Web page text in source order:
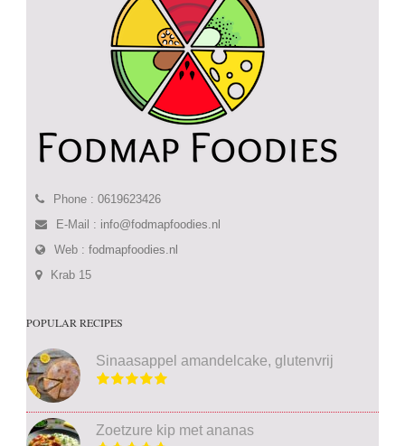
Phone : 0619623426
E-Mail : info@fodmapfoodies.nl
Web :fodmapfoodies.nl
Krab 15
POPULAR RECIPES
Sinaasappel amandelcake, glutenvrij
Zoetzure kip met ananas